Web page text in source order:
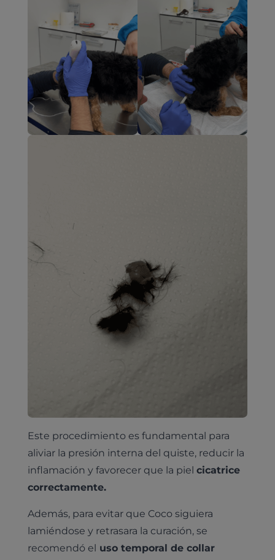
Este procedimiento es fundamental para
aliviar la presión interna del quiste, reducir la
inflamación y favorecer que la piel cicatrice
correctamente.
Además, para evitar que Coco siguiera
lamiéndose y retrasara la curación, se
recomendó el uso temporal de collar